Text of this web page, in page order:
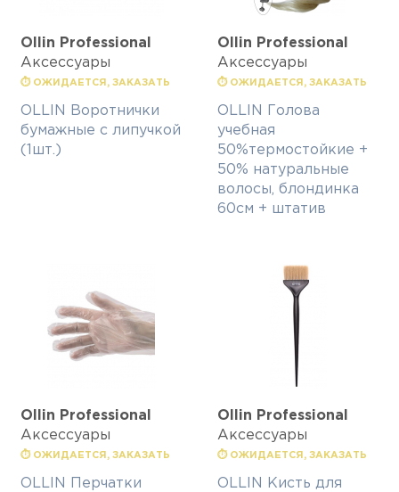
Ollin Professional
Аксессуары
⏱ ОЖИДАЕТСЯ, ЗАКАЗАТЬ
OLLIN Воротнички
бумажные с липучкой
(1шт.)
Ollin Professional
Аксессуары
⏱ ОЖИДАЕТСЯ, ЗАКАЗАТЬ
OLLIN Голова
учебная
50%термостойкие +
50% натуральные
волосы, блондинка
60см + штатив
Ollin Professional
Аксессуары
⏱ ОЖИДАЕТСЯ, ЗАКАЗАТЬ
OLLIN Перчатки
Ollin Professional
Аксессуары
⏱ ОЖИДАЕТСЯ, ЗАКАЗАТЬ
OLLIN Кисть для